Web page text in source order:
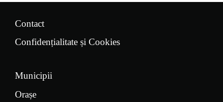
Contact
Confidențialitate și Cookies
Municipii
Orașe